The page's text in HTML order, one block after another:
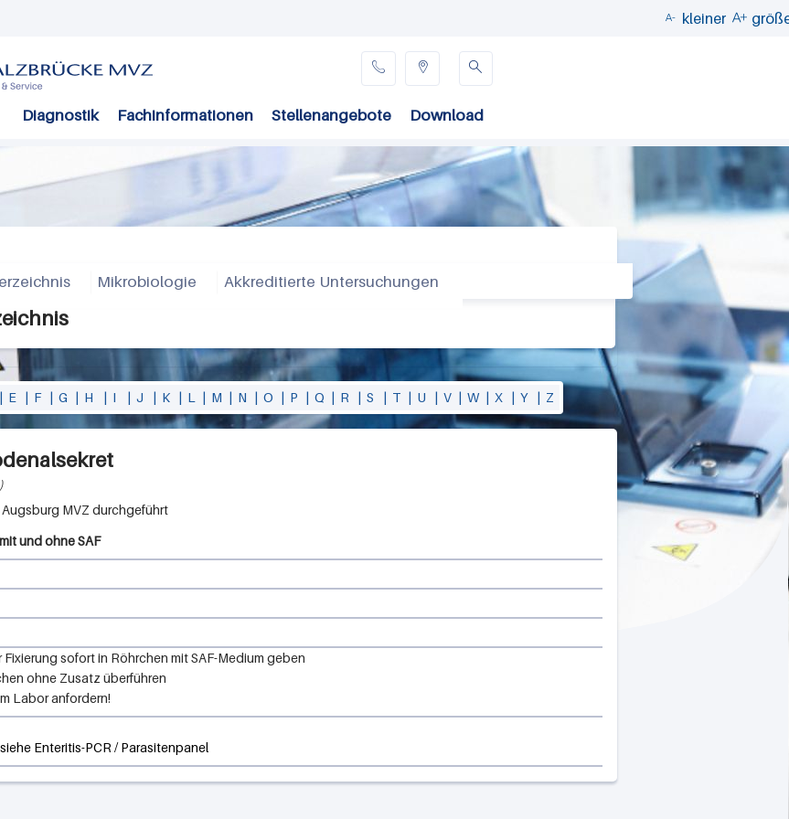
Inhalt
 kleiner 

Diagnostik Fachinformationen Stellenangebote Download
 
Mikrobiologie Akkreditierte Untersuchungen
| E | F | G | H | I | J | K | L | M | N | O | P | Q | R | S | T | U | V | W | X | Y | Z
MVZ
und ohne SAF
sofort in Röhrchen mit SAF-Medium geben
ohne Zusatz überführen
Labor anfordern!
Enteritis-PCR / Parasitenpanel